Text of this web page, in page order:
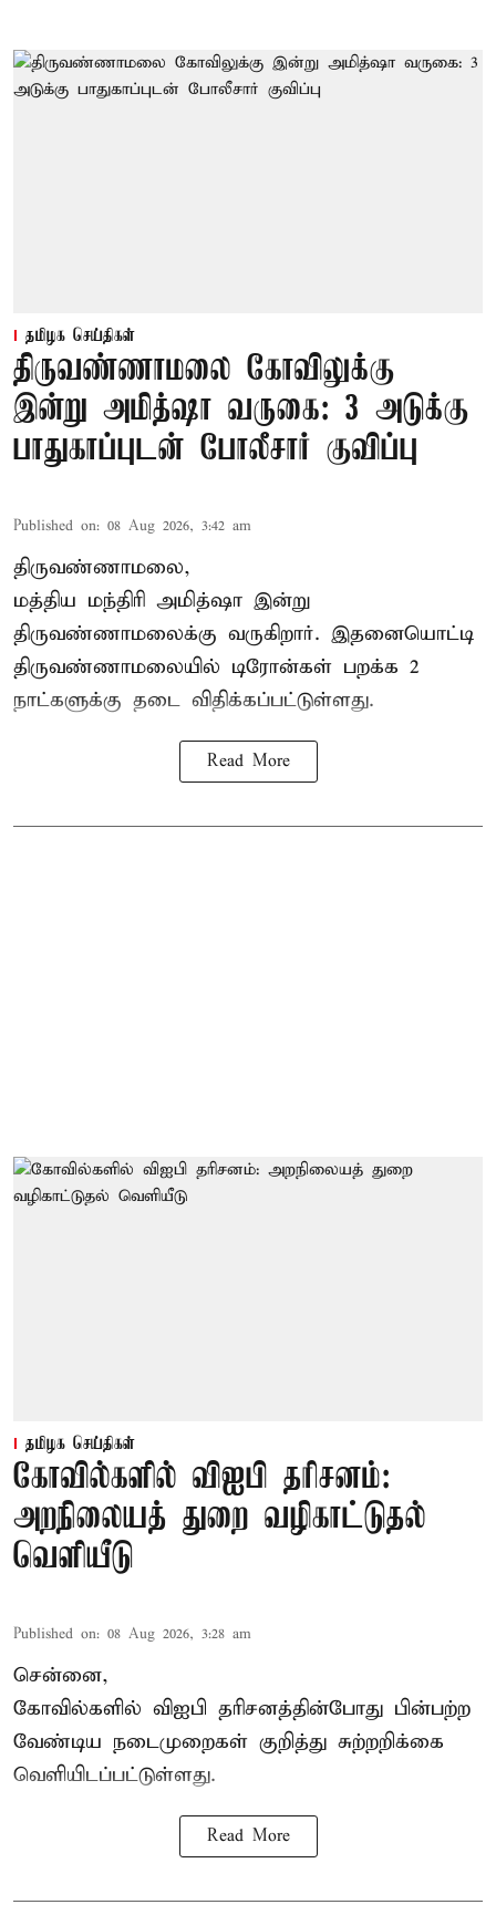
தமிழக செய்திகள்
திருவண்ணாமலை கோவிலுக்கு
இன்று அமித்ஷா வருகை: 3 அடுக்கு
பாதுகாப்புடன் போலீசார் குவிப்பு
Published on: 08 Aug 2026, 3:42 am
திருவண்ணாமலை,
மத்திய மந்திரி அமித்ஷா இன்று
திருவண்ணாமலைக்கு வருகிறார். இதனையொட்டி
திருவண்ணாமலையில் டிரோன்கள் பறக்க 2
நாட்களுக்கு தடை விதிக்கப்பட்டுள்ளது.
Read More
தமிழக செய்திகள்
கோவில்களில் விஐபி தரிசனம்:
அறநிலையத் துறை வழிகாட்டுதல்
வெளியீடு
Published on: 08 Aug 2026, 3:28 am
சென்னை,
கோவில்களில் விஐபி தரிசனத்தின்போது பின்பற்ற
வேண்டிய நடைமுறைகள் குறித்து சுற்றறிக்கை
வெளியிடப்பட்டுள்ளது.
Read More